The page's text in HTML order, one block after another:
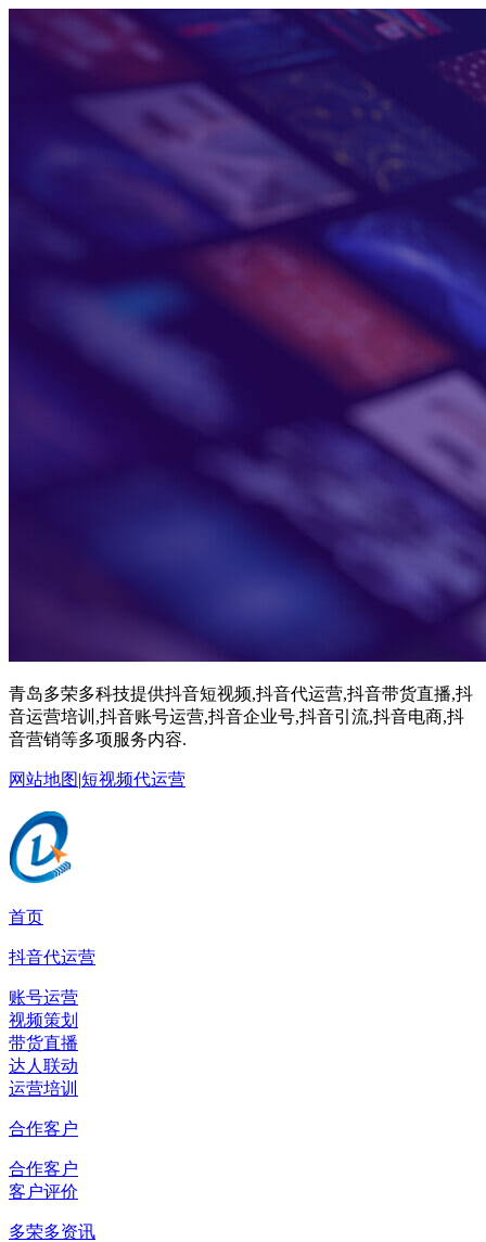
青岛多荣多科技提供抖音短视频,抖音代运营,抖音带货直播,抖
音运营培训,抖音账号运营,抖音企业号,抖音引流,抖音电商,抖
音营销等多项服务内容.
网站地图|短视频代运营
首页
抖音代运营
账号运营
视频策划
带货直播
达人联动
运营培训
合作客户
合作客户
客户评价
多荣多资讯